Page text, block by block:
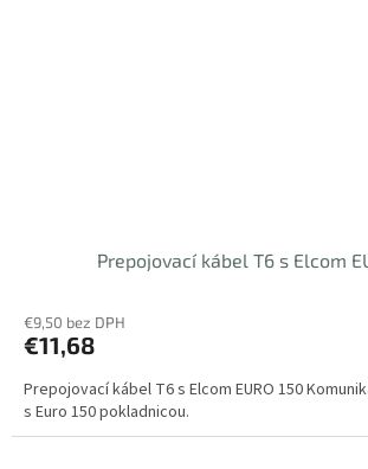
Prepojovací kábel T6 s Elcom
€9,50 bez DPH
€11,68
Prepojovací kábel T6 s Elcom EURO 150
s Euro 150 pokladnicou.